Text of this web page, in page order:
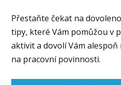
Přestaňte čekat na
tipy, které Vám pomůžou v
aktivit a dovolí Vám
na pracovní povinnosti.